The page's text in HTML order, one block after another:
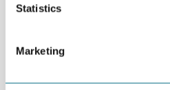
Statistics
Marketing
Ideutvikling, inkl.
Prosjektstruktur
Finansieringsmuligheter